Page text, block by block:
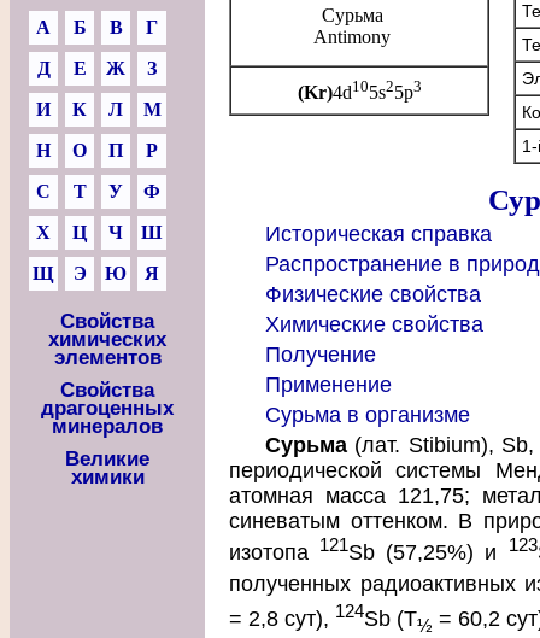
А Б В
Г
Д
Е Ж
З
И
К Л
М
Н
О П
Р
С
Т У
Ф
Х
Ц Ч
Ш
Щ
Э Ю Я
Свойства
химических
элементов
Свойства
драгоценных
минералов
Великие
химики
Сурьма
Antimony
(Kr)4d105s25p3
Историческая справка
Распространение в
Физические свойства
Химические свойства
Получение
Применение
Сурьма в организме
Сурьма (лат. Stibium),
периодической системы
атомная масса 121,75;
синеватым оттенком. В
изотопа 121Sb (57,25%) и 123
полученных радиоактивных
= 2,8 сут), 124Sb (Т½ = 60,2